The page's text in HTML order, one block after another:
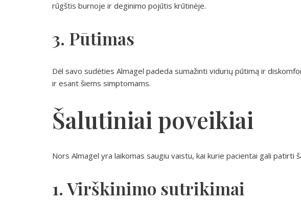
rūgštis burnoje ir deginimo pojūtis krūtinėje.
3. Pūtimas
Dėl savo sudėties Almagel padeda sumažinti vidurių pūtimą ir
ir esant šiems simptomams.
Šalutiniai poveikiai
Nors Almagel yra laikomas saugiu vaistu, kai kurie pacientai gali patirti
1. Virškinimo sutrikimai